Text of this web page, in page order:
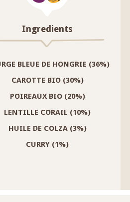
Ingredients
BLEUE DE HONGRIE (36%)
CAROTTE BIO (30%)
POIREAUX BIO (20%)
LENTILLE CORAIL (10%)
HUILE DE COLZA (3%)
CURRY (1%)